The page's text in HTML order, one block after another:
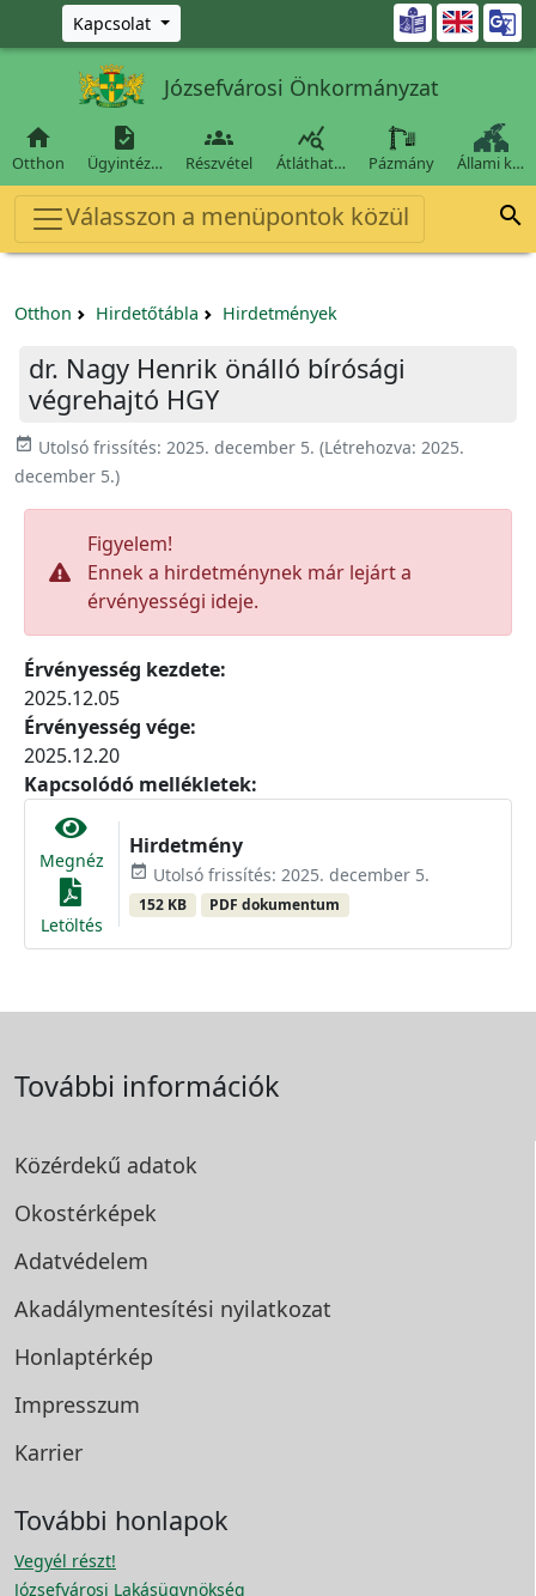
Ugrás a fő tartalomra
Kapcsolat 
Józsefvárosi Önkormányzat

Otthon

Ügyintéz…

Részvétel

Átláthat… Pázmány Állami k…
Válasszon a menüpontok közül 
Otthon Hirdetőtábla Hirdetmények
dr. Nagy Henrik önálló bírósági
végrehajtó HGY
event_available Utolsó frissítés: 2025. december 5. (Létrehozva: 2025.
december 5.)
Figyelem!
Ennek a hirdetménynek már lejárt a
érvényességi ideje.
Érvényesség kezdete:
2025.12.05
Érvényesség vége:
2025.12.20
Kapcsolódó mellékletek:
Megnéz
Letöltés
Hirdetmény
event_available Utolsó frissítés: 2025. december 5.
152 KB PDF dokumentum
További információk
Közérdekű adatok
Okostérképek
Adatvédelem
Akadálymentesítési nyilatkozat
Honlaptérkép
Impresszum
Karrier
További honlapok
Vegyél részt!
Józsefvárosi Lakásügynökség